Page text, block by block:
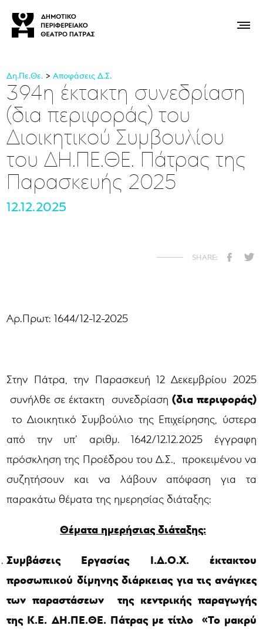
Δη.Πε.Θε. Αποφάσεις Δ.Σ.
394η έκτακτη συνεδρίαση
(δια περιφοράς) του
Διοικητικού Συμβουλίου
του ΔΗ.ΠΕ.ΘΕ. Πάτρας της
Παρασκευής 2025
12.12.2025
Αρ.Πρωτ: 1644/12-12-2025
Στην Πάτρα, την Παρασκευή 12 Δεκεμβρίου 2025
συνήλθε σε έκτακτη συνεδρίαση (δια περιφοράς)
το Διοικητικό Συμβούλιο της Επιχείρησης, ύστερα
από την υπ’ αριθμ. 1642/12.12.2025 έγγραφη
πρόσκληση της Προέδρου του Δ.Σ., προκειμένου να
συζητήσουν και να λάβουν απόφαση για τα
παρακάτω θέματα της ημερησίας διάταξης:
Θέματα ημερήσιας διάταξης:
Συμβάσεις Εργασίας Ι.Δ.Ο.Χ. έκτακτου
προσωπικού δίμηνης διάρκειας για τις ανάγκες
των παραστάσεων της κεντρικής παραγωγής
της Κ.Ε. ΔΗ.ΠΕ.ΘΕ. Πάτρας με τίτλο «Το μακρύ